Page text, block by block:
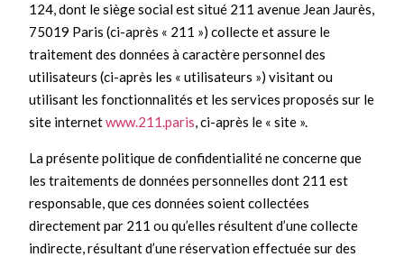
124, dont le siège social est situé 211 avenue Jean Jaurès,
75019 Paris (ci-après « 211 ») collecte et assure le
traitement des données à caractère personnel des
utilisateurs (ci-après les « utilisateurs ») visitant ou
utilisant les fonctionnalités et les services proposés sur le
site internetwww.211.paris, ci-après le « site ».
La présente politique de confidentialité ne concerne que
les traitements de données personnelles dont 211 est
responsable, que ces données soient collectées
directement par 211 ou qu’elles résultent d’une collecte
indirecte, résultant d’une réservation effectuée sur des